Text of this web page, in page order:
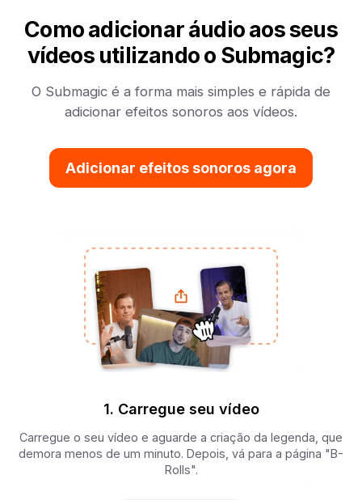
Como adicionar áudio aos seus
vídeos utilizando o Submagic?
O Submagic é a forma mais simples e rápida de
adicionar efeitos sonoros aos vídeos.
Adicionar efeitos sonoros agora
1. Carregue seu vídeo
Carregue o seu vídeo e aguarde a criação da legenda, que
demora menos de um minuto. Depois, vá para a página "B-
Rolls".